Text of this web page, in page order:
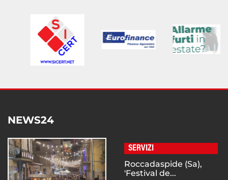
NEWS24
SERVIZI
Roccadaspide (Sa),
'Festival de...